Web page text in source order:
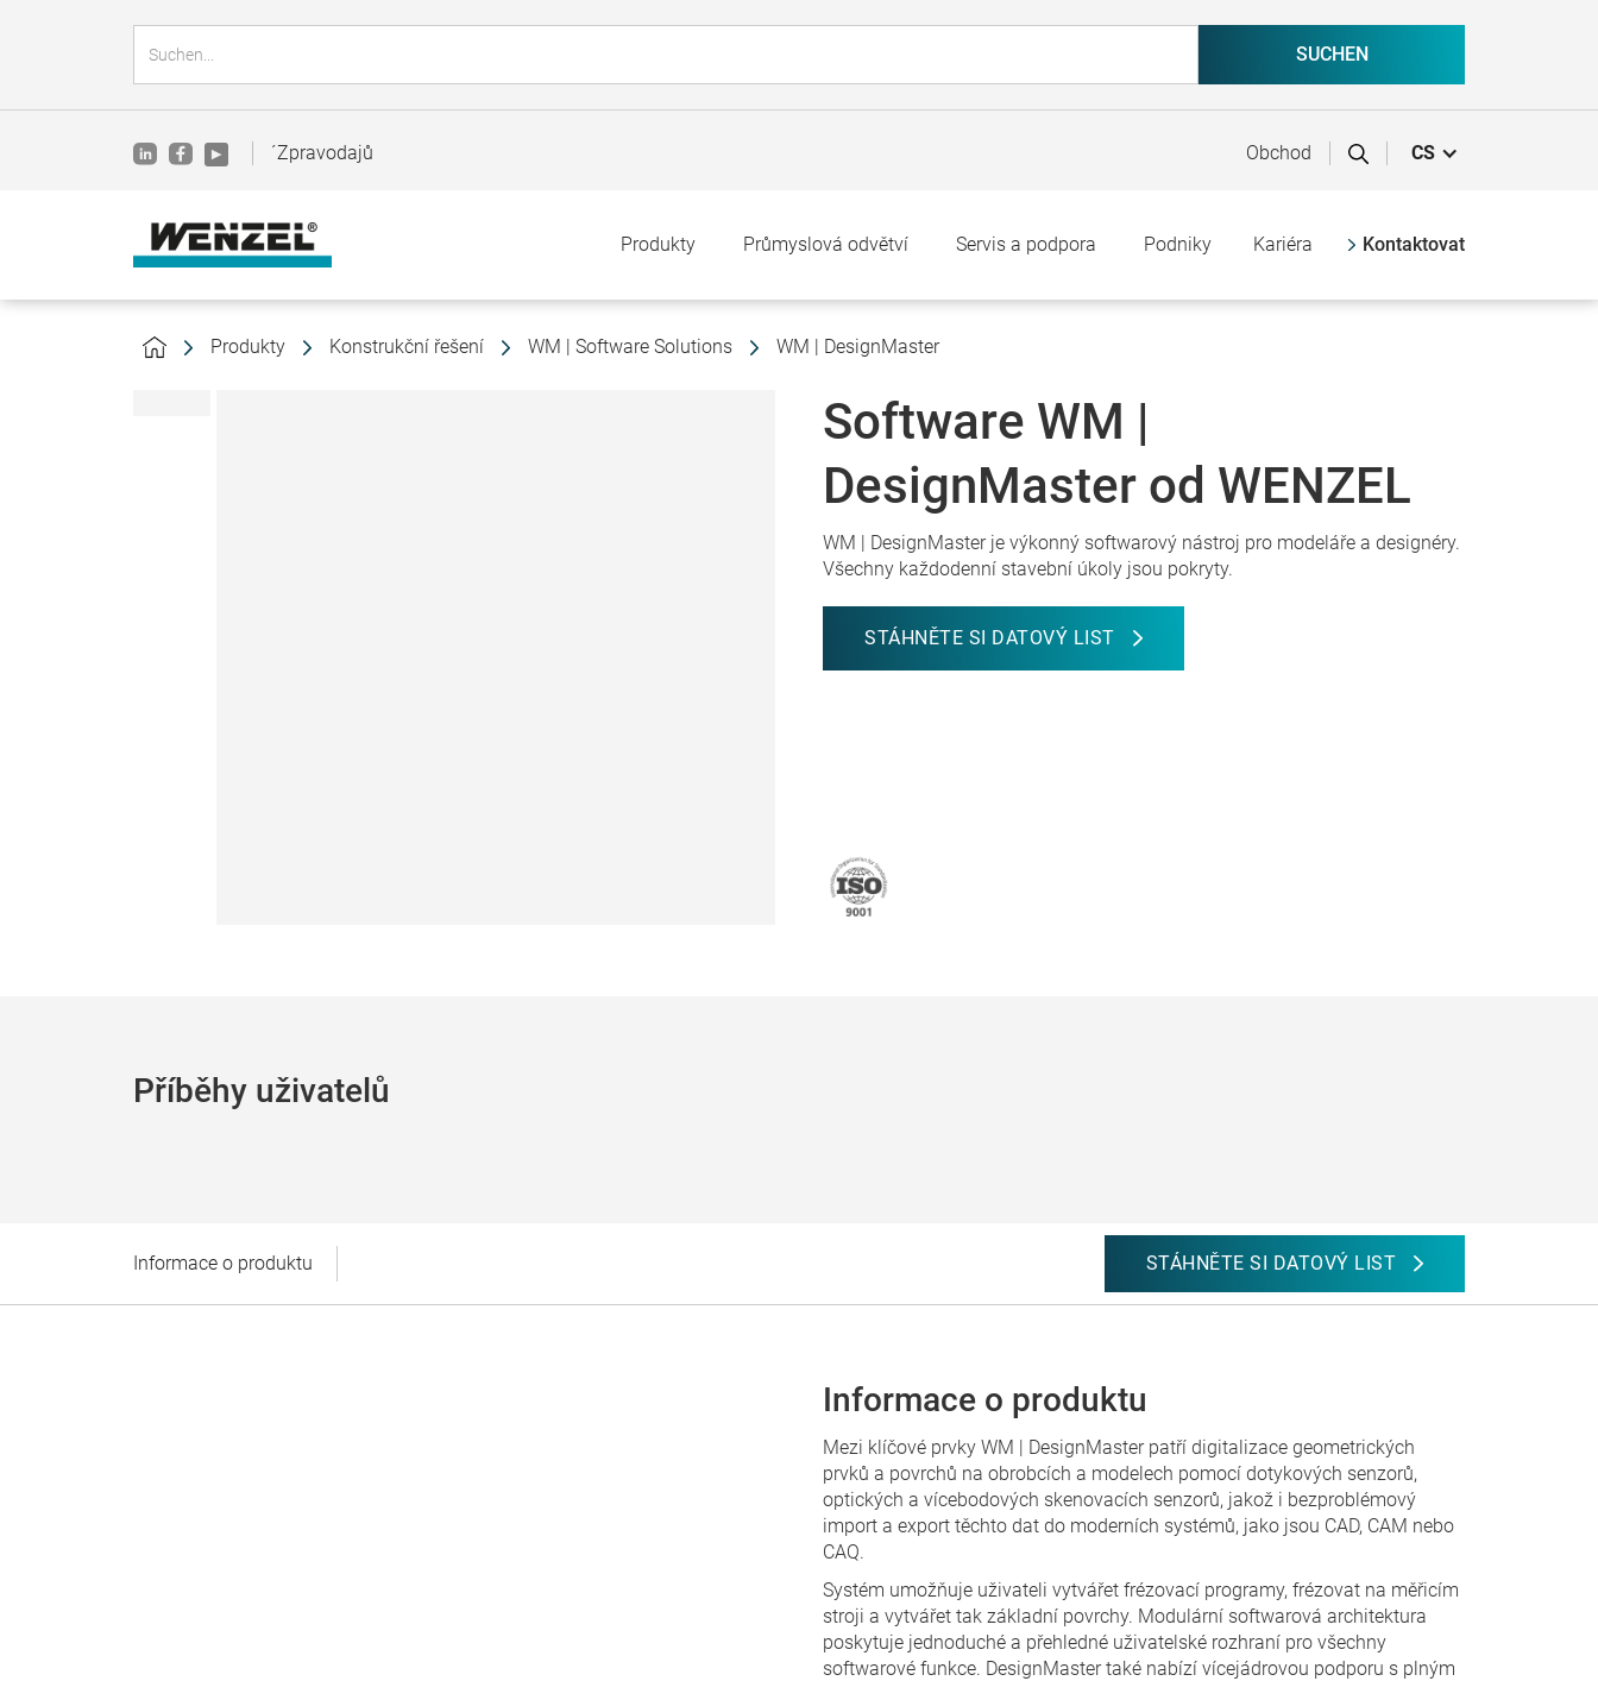
´Zpravodajů Obchod CS
Produkty Průmyslová odvětví Servis a podpora Podniky Kariéra Kontaktovat
Produkty Konstrukční řešení WM | Software Solutions WM | DesignMaster
Software WM |
DesignMaster od WENZEL
WM | DesignMaster je výkonný softwarový nástroj pro modeláře a designéry.
Všechny každodenní stavební úkoly jsou pokryty.
STÁHNĚTE SI DATOVÝ LIST
Příběhy uživatelů
Informace o produktu STÁHNĚTE SI DATOVÝ LIST
Informace o produktu
Mezi klíčové prvky WM | DesignMaster patří digitalizace geometrických
prvků a povrchů na obrobcích a modelech pomocí dotykových senzorů,
optických a vícebodových skenovacích senzorů, jakož i bezproblémový
import a export těchto dat do moderních systémů, jako jsou CAD, CAM nebo
CAQ.
Systém umožňuje uživateli vytvářet frézovací programy, frézovat na měřicím
stroji a vytvářet tak základní povrchy. Modulární softwarová architektura
poskytuje jednoduché a přehledné uživatelské rozhraní pro všechny
softwarové funkce. DesignMaster také nabízí vícejádrovou podporu s plným